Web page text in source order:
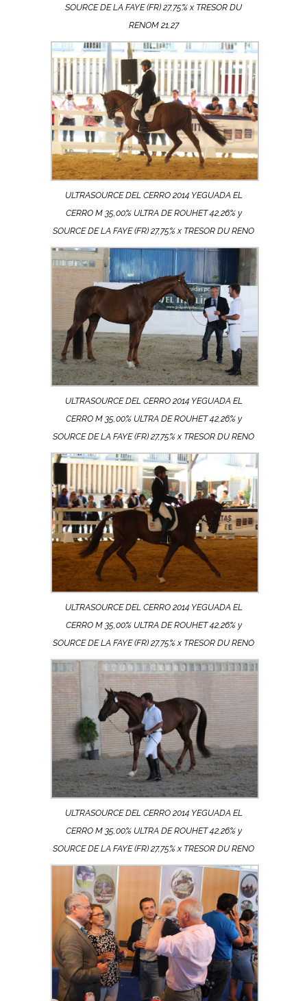
SOURCE DE LA FAYE (FR) 27,75% x TRESOR DU
RENOM 21,27
ULTRASOURCE DEL CERRO 2014 YEGUADA EL
CERRO M 35,00% ULTRA DE ROUHET 42,26% y
SOURCE DE LA FAYE (FR) 27,75% x TRESOR DU RENO
ULTRASOURCE DEL CERRO 2014 YEGUADA EL
CERRO M 35,00% ULTRA DE ROUHET 42,26% y
SOURCE DE LA FAYE (FR) 27,75% x TRESOR DU RENO
ULTRASOURCE DEL CERRO 2014 YEGUADA EL
CERRO M 35,00% ULTRA DE ROUHET 42,26% y
SOURCE DE LA FAYE (FR) 27,75% x TRESOR DU RENO
ULTRASOURCE DEL CERRO 2014 YEGUADA EL
CERRO M 35,00% ULTRA DE ROUHET 42,26% y
SOURCE DE LA FAYE (FR) 27,75% x TRESOR DU RENO